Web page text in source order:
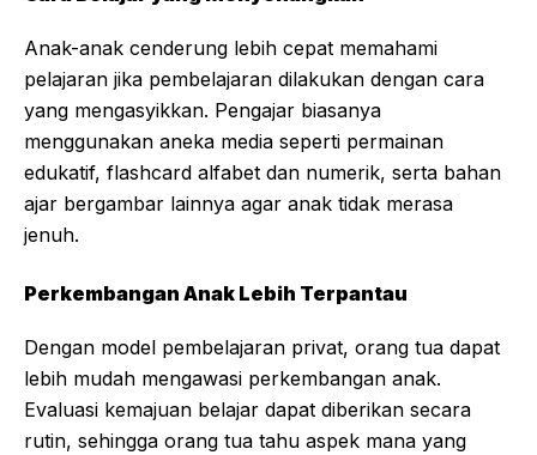
Anak-anak cenderung lebih cepat memahami
pelajaran jika pembelajaran dilakukan dengan cara
yang mengasyikkan. Pengajar biasanya
menggunakan aneka media seperti permainan
edukatif, flashcard alfabet dan numerik, serta bahan
ajar bergambar lainnya agar anak tidak merasa
jenuh.
Perkembangan Anak Lebih Terpantau
Dengan model pembelajaran privat, orang tua dapat
lebih mudah mengawasi perkembangan anak.
Evaluasi kemajuan belajar dapat diberikan secara
rutin, sehingga orang tua tahu aspek mana yang